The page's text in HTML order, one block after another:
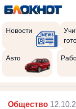
Новости
Авто
Общество